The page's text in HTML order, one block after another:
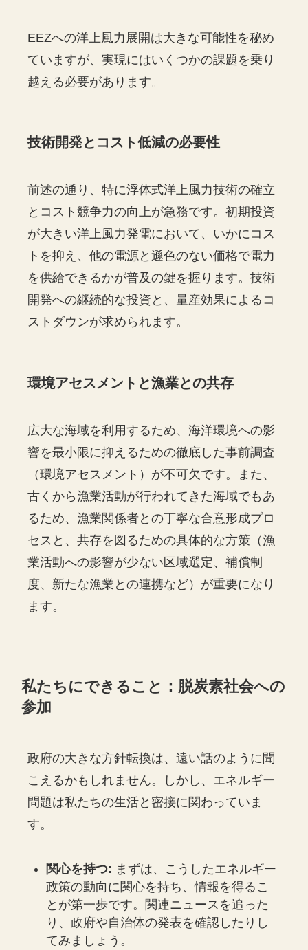
EEZへの洋上風力展開は大きな可能性を秘め
ていますが、実現にはいくつかの課題を乗り
越える必要があります。
技術開発とコスト低減の必要性
前述の通り、特に浮体式洋上風力技術の確立
とコスト競争力の向上が急務です。初期投資
が大きい洋上風力発電において、いかにコス
トを抑え、他の電源と遜色のない価格で電力
を供給できるかが普及の鍵を握ります。技術
開発への継続的な投資と、量産効果によるコ
ストダウンが求められます。
環境アセスメントと漁業との共存
広大な海域を利用するため、海洋環境への影
響を最小限に抑えるための徹底した事前調査
（環境アセスメント）が不可欠です。また、
古くから漁業活動が行われてきた海域でもあ
るため、漁業関係者との丁寧な合意形成プロ
セスと、共存を図るための具体的な方策（漁
業活動への影響が少ない区域選定、補償制
度、新たな漁業との連携など）が重要になり
ます。
私たちにできること：脱炭素社会への
参加
政府の大きな方針転換は、遠い話のように聞
こえるかもしれません。しかし、エネルギー
問題は私たちの生活と密接に関わっていま
す。
関心を持つ: まずは、こうしたエネルギー
政策の動向に関心を持ち、情報を得るこ
とが第一歩です。関連ニュースを追った
り、政府や自治体の発表を確認したりし
てみましょう。